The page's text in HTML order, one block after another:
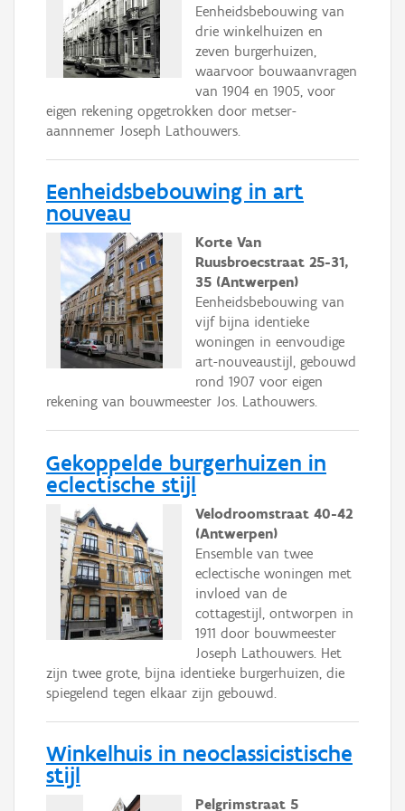
Eenheidsbebouwing van
drie winkelhuizen en
zeven burgerhuizen,
waarvoor bouwaanvragen
van 1904 en 1905, voor
eigen rekening opgetrokken door metser-
aannnemer Joseph Lathouwers.
Eenheidsbebouwing in art
nouveau
Korte Van
Ruusbroecstraat 25-31,
35 (Antwerpen)
Eenheidsbebouwing van
vijf bijna identieke
woningen in eenvoudige
art-nouveaustijl, gebouwd
rond 1907 voor eigen
rekening van bouwmeester Jos. Lathouwers.
Gekoppelde burgerhuizen in
eclectische stijl
Velodroomstraat 40-42
(Antwerpen)
Ensemble van twee
eclectische woningen met
invloed van de
cottagestijl, ontworpen in
1911 door bouwmeester
Joseph Lathouwers. Het
zijn twee grote, bijna identieke burgerhuizen, die
spiegelend tegen elkaar zijn gebouwd.
Winkelhuis in neoclassicistische
stijl
Pelgrimstraat 5